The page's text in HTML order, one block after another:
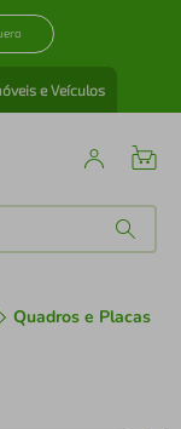
e Veículos
Quadros e Placas